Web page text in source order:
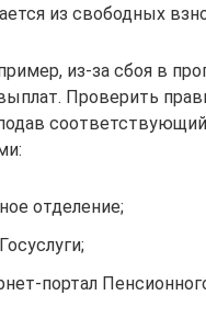
из свободных
из-за сбоя в
Проверить
отделение;
портал